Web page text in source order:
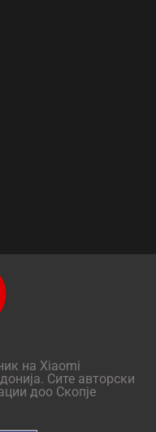
на Xiaomi
Сите авторски
доо Скопје